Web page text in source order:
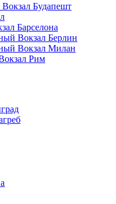
Будапешт
Барселона
Вокзал Берлин
Вокзал Милан
Рим